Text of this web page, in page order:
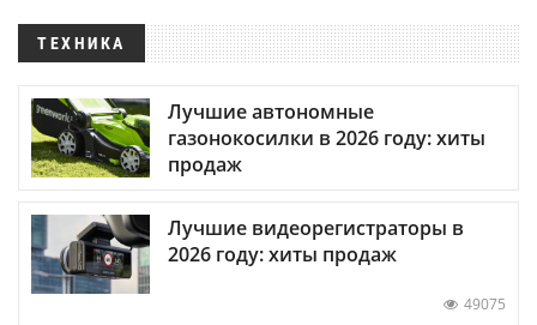
ТЕХНИКА
Лучшие автономные
газонокосилки в 2026 году: хиты
продаж
Лучшие видеорегистраторы в
2026 году: хиты продаж
49075